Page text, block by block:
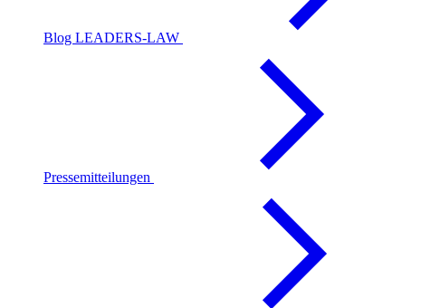
Blog LEADERS-LAW
Pressemitteilungen